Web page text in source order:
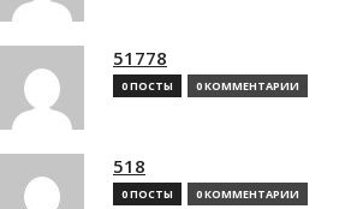
51778
0 ПОСТЫ 0 КОММЕНТАРИИ
518
0 ПОСТЫ 0 КОММЕНТАРИИ